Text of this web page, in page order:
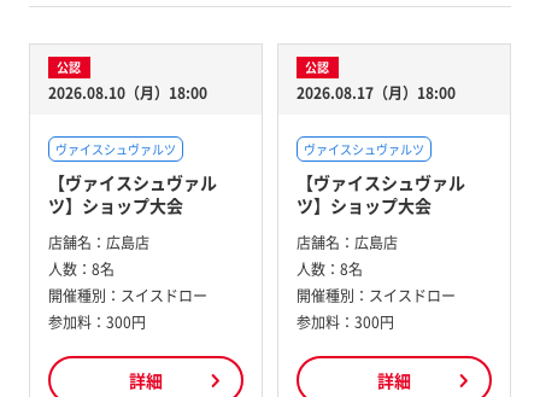
公認
2026.08.10（月）18:00
ヴァイスシュヴァルツ
【ヴァイスシュヴァル
ツ】ショップ大会
店舗名： 広島店
人数： 8名
開催種別： スイスドロー
参加料： 300円
詳細
公認
2026.08.17（月）18:00
ヴァイスシュヴァルツ
【ヴァイスシュヴァル
ツ】ショップ大会
店舗名： 広島店
人数： 8名
開催種別： スイスドロー
参加料： 300円
詳細